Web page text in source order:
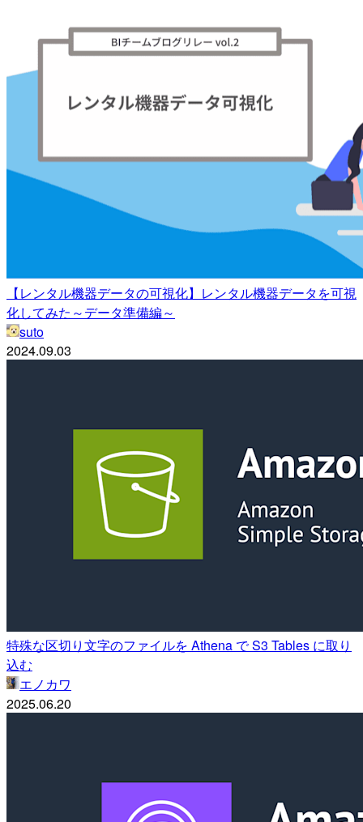
【レンタル機器データの可視化】レンタル機器データを可視
化してみた～データ準備編～
suto
2024.09.03
特殊な区切り文字のファイルを Athena で S3 Tables に取り
込む
エノカワ
2025.06.20